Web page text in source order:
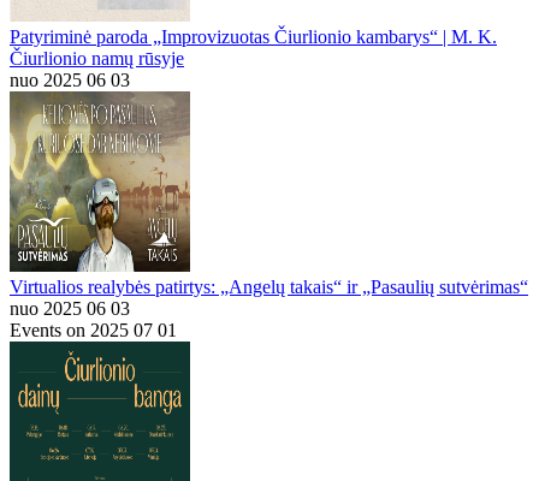
Patyriminė paroda „Improvizuotas Čiurlionio kambarys“ | M. K.
Čiurlionio namų rūsyje
nuo 2025 06 03
Virtualios realybės patirtys: „Angelų takais“ ir „Pasaulių sutvėrimas“
nuo 2025 06 03
Events on 2025 07 01